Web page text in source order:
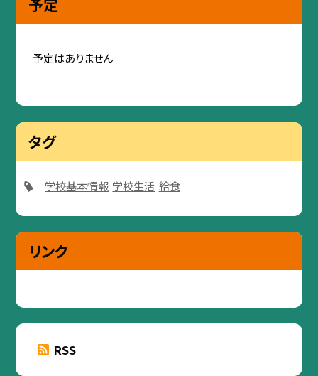
予定
予定はありません
タグ
学校基本情報 学校生活 給食
リンク
RSS